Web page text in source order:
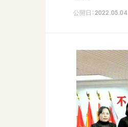
日蓮大聖人の仏法（教学入門）
創価学会の三代会長
初代会長・牧口常三郎先生
第2代会長・戸田城聖先生
公開日：2022.05.04